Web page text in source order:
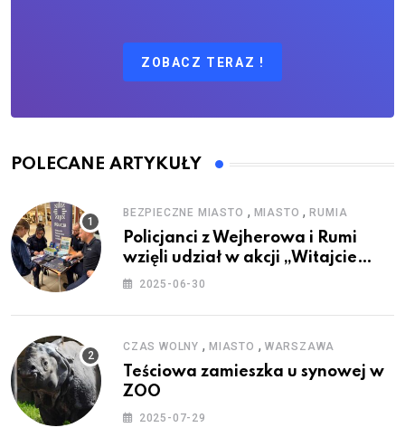
ZOBACZ TERAZ !
POLECANE ARTYKUŁY
BEZPIECZNE MIASTO , MIASTO ,RUMIA
Policjanci z Wejherowa i Rumi
wzięli udział w akcji „Witajcie
Wakacje”
2025-06-30
CZAS WOLNY , MIASTO , WARSZAWA
Teściowa zamieszka u synowej w
ZOO
2025-07-29